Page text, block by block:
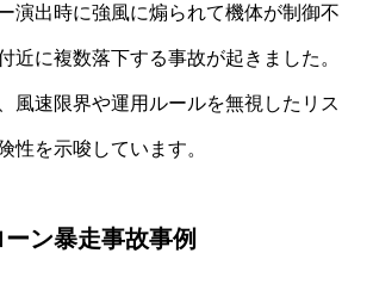
演出時に強風に煽られて機体が制御不
近に複数落下する事故が起きました。
風速限界や運用ルールを無視したリス
性を示唆しています。
ン暴走事故事例